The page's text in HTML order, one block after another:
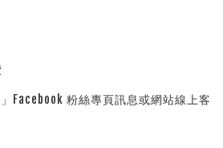
Facebook 粉絲專頁訊息或網站線上客